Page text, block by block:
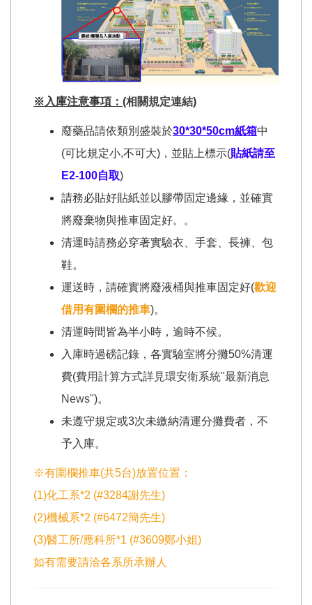
※入庫注意事項： (相關規定連結)
廢藥品請依類別盛裝於30*30*50cm紙箱中
(可比規定小,不可大)，並貼上標示(貼紙請至
E2-100自取)
請務必貼好貼紙並以膠帶固定邊緣，並確實
將廢棄物與推車固定好。。
清運時請務必穿著實驗衣、手套、長褲、包
鞋。
運送時，請確實將廢液桶與推車固定好(歡迎
借用有圍欄的推車)。
清運時間皆為半小時，逾時不候。
入庫時過磅記錄，各實驗室將分攤50%清運
費(費用計算方式詳見環安衛系統"最新消息
News")。
未遵守規定或3次未繳納清運分攤費者，不
予入庫。
※有圍欄推車(共5台)放置位置：
(1)化工系*2 (#3284謝先生)
(2)機械系*2 (#6472簡先生)
(3)醫工所/應科所*1 (#3609鄭小姐)
如有需要請洽各系所承辦人